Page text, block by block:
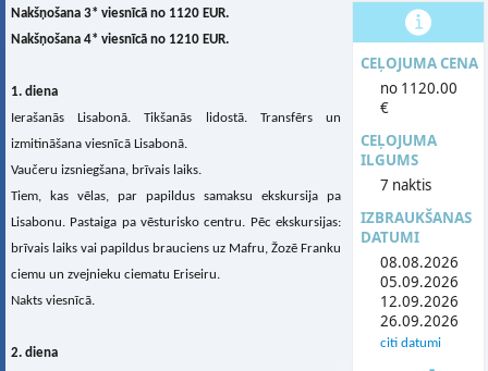
CEĻOJUMA CENA
no 1120.00
€
CEĻOJUMA
ILGUMS
7 naktis
IZBRAUKŠANAS
DATUMI
08.08.2026
05.09.2026
12.09.2026
26.09.2026
citi datumi
Nakšņošana 3* viesnīcā no 1120 EUR.
Nakšņošana 4* viesnīcā no 1210 EUR.
1. diena
Ierašanās Lisabonā. Tikšanās lidostā. Transfērs un
izmitināšana viesnīcā Lisabonā.
Vaučeru izsniegšana, brīvais laiks.
Tiem, kas vēlas, par papildus samaksu ekskursija pa
Lisabonu. Pastaiga pa vēsturisko centru. Pēc ekskursijas:
brīvais laiks vai papildus brauciens uz Mafru, Žozē Franku
ciemu un zvejnieku ciematu Eriseiru.
Nakts viesnīcā.
2. diena